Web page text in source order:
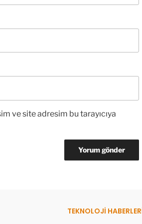
ve site adresim bu tarayıcıya
TEKNOLOJİ